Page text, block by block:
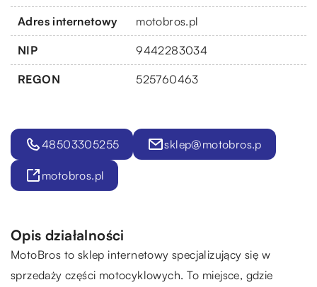
Adres internetowy motobros.pl
NIP 9442283034
REGON 525760463
48503305255 sklep@motobros.p
motobros.pl
Opis działalności
MotoBros to sklep internetowy specjalizujący się w
sprzedaży części motocyklowych. To miejsce, gdzie